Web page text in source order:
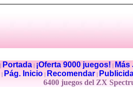
Portada| ¡Oferta 9000 juegos!
Pág. Inicio Recomendar
6400 juegos del ZX